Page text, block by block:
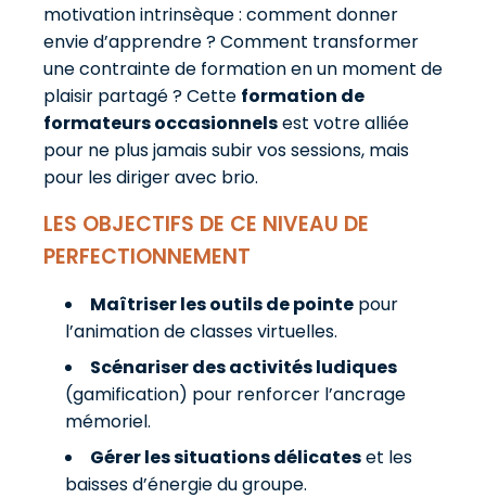
motivation intrinsèque : comment donner
envie d’apprendre ? Comment transformer
une contrainte de formation en un moment de
plaisir partagé ? Cette formation de
formateurs occasionnelsest votre alliée
pour ne plus jamais subir vos sessions, mais
pour les diriger avec brio.
LES OBJECTIFS DE CE NIVEAU DE
PERFECTIONNEMENT
Maîtriser les outils de pointe pour
l’animation de classes virtuelles.
Scénariser des activités ludiques
(gamification) pour renforcer l’ancrage
mémoriel.
Gérer les situations délicateset les
baisses d’énergie du groupe.